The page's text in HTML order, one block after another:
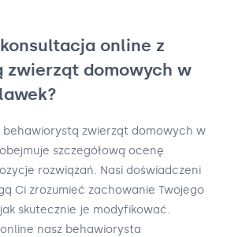
online z
zwierząt domowych w
behawiorystą zwierząt domowych w
szczegółową ocenę
rozwiązań. Nasi doświadczeni
Ci zrozumieć zachowanie Twojego
skutecznie je modyfikować.
nasz behawiorysta